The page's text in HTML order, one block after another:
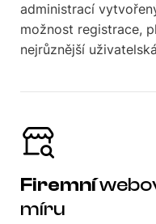
administrací
možnost registrace,
nejrůznější
Firemní
míru